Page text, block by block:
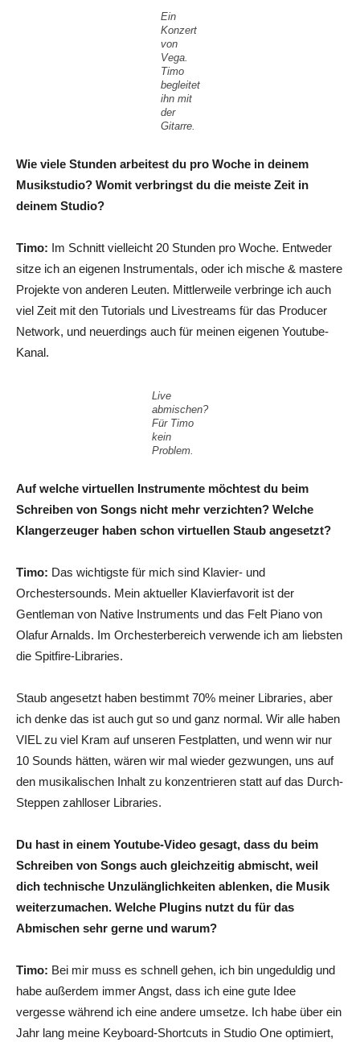
Ein
Konzert
von
Vega.
Timo
begleitet
ihn mit
der
Gitarre.
Wie viele Stunden arbeitest du pro Woche in deinem
Musikstudio? Womit verbringst du die meiste Zeit in
deinem Studio?
Timo: Im Schnitt vielleicht 20 Stunden pro Woche. Entweder
sitze ich an eigenen Instrumentals, oder ich mische & mastere
Projekte von anderen Leuten. Mittlerweile verbringe ich auch
viel Zeit mit den Tutorials und Livestreams für das Producer
Network, und neuerdings auch für meinen eigenen Youtube-
Kanal.
Live
abmischen?
Für Timo
kein
Problem.
Auf welche virtuellen Instrumente möchtest du beim
Schreiben von Songs nicht mehr verzichten? Welche
Klangerzeuger haben schon virtuellen Staub angesetzt?
Timo: Das wichtigste für mich sind Klavier- und
Orchestersounds. Mein aktueller Klavierfavorit ist der
Gentleman von Native Instruments und das Felt Piano von
Olafur Arnalds. Im Orchesterbereich verwende ich am liebsten
die Spitfire-Libraries.
Staub angesetzt haben bestimmt 70% meiner Libraries, aber
ich denke das ist auch gut so und ganz normal. Wir alle haben
VIEL zu viel Kram auf unseren Festplatten, und wenn wir nur
10 Sounds hätten, wären wir mal wieder gezwungen, uns auf
den musikalischen Inhalt zu konzentrieren statt auf das Durch-
Steppen zahlloser Libraries.
Du hast in einem Youtube-Video gesagt, dass du beim
Schreiben von Songs auch gleichzeitig abmischt, weil
dich technische Unzulänglichkeiten ablenken, die Musik
weiterzumachen. Welche Plugins nutzt du für das
Abmischen sehr gerne und warum?
Timo: Bei mir muss es schnell gehen, ich bin ungeduldig und
habe außerdem immer Angst, dass ich eine gute Idee
vergesse während ich eine andere umsetze. Ich habe über ein
Jahr lang meine Keyboard-Shortcuts in Studio One optimiert,